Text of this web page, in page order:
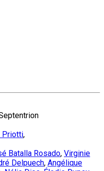
Priotti,
Batalla Rosado, Virginie
Delpuech, Angélique